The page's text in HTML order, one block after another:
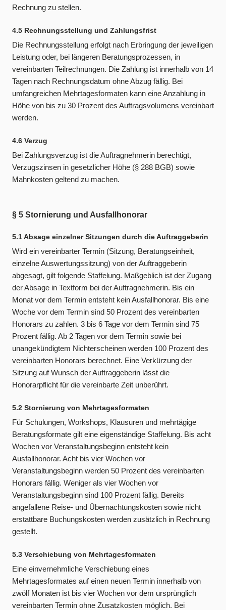
Rechnung zu stellen.
4.5 Rechnungsstellung und Zahlungsfrist
Die Rechnungsstellung erfolgt nach Erbringung der jeweiligen
Leistung oder, bei längeren Beratungsprozessen, in
vereinbarten Teilrechnungen. Die Zahlung ist innerhalb von 14
Tagen nach Rechnungsdatum ohne Abzug fällig. Bei
umfangreichen Mehrtagesformaten kann eine Anzahlung in
Höhe von bis zu 30 Prozent des Auftragsvolumens vereinbart
werden.
4.6 Verzug
Bei Zahlungsverzug ist die Auftragnehmerin berechtigt,
Verzugszinsen in gesetzlicher Höhe (§ 288 BGB) sowie
Mahnkosten geltend zu machen.
§ 5 Stornierung und Ausfallhonorar
5.1 Absage einzelner Sitzungen durch die Auftraggeberin
Wird ein vereinbarter Termin (Sitzung, Beratungseinheit,
einzelne Auswertungssitzung) von der Auftraggeberin
abgesagt, gilt folgende Staffelung. Maßgeblich ist der Zugang
der Absage in Textform bei der Auftragnehmerin. Bis ein
Monat vor dem Termin entsteht kein Ausfallhonorar. Bis eine
Woche vor dem Termin sind 50 Prozent des vereinbarten
Honorars zu zahlen. 3 bis 6 Tage vor dem Termin sind 75
Prozent fällig. Ab 2 Tagen vor dem Termin sowie bei
unangekündigtem Nichterscheinen werden 100 Prozent des
vereinbarten Honorars berechnet. Eine Verkürzung der
Sitzung auf Wunsch der Auftraggeberin lässt die
Honorarpflicht für die vereinbarte Zeit unberührt.
5.2 Stornierung von Mehrtagesformaten
Für Schulungen, Workshops, Klausuren und mehrtägige
Beratungsformate gilt eine eigenständige Staffelung. Bis acht
Wochen vor Veranstaltungsbeginn entsteht kein
Ausfallhonorar. Acht bis vier Wochen vor
Veranstaltungsbeginn werden 50 Prozent des vereinbarten
Honorars fällig. Weniger als vier Wochen vor
Veranstaltungsbeginn sind 100 Prozent fällig. Bereits
angefallene Reise- und Übernachtungskosten sowie nicht
erstattbare Buchungskosten werden zusätzlich in Rechnung
gestellt.
5.3 Verschiebung von Mehrtagesformaten
Eine einvernehmliche Verschiebung eines
Mehrtagesformates auf einen neuen Termin innerhalb von
zwölf Monaten ist bis vier Wochen vor dem ursprünglich
vereinbarten Termin ohne Zusatzkosten möglich. Bei